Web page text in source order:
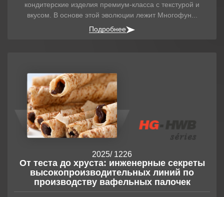
кондитерские изделия премиум-класса с текстурой и
вкусом. В основе этой эволюции лежит Многофун...
Подробнее
26
/ 12
2025
От теста до хруста: инженерные секреты
высокопроизводительных линий по
производству вафельных палочек